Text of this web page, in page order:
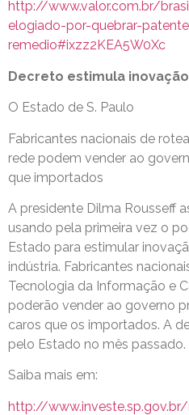
http://www.valor.com.br/
elogiado-por-quebrar-
remedio#ixzz2KEA5W0Xc
Decreto estimula
O Estado de S. Paulo
Fabricantes nacionais de
rede podem vender ao
que importados
A presidente Dilma Rousseff
usando pela primeira vez o
Estado para estimular
indústria. Fabricantes
Tecnologia da Informação e
poderão vender ao governo
caros que os importados. A
pelo Estado no mês passado.
Saiba mais em:
http://